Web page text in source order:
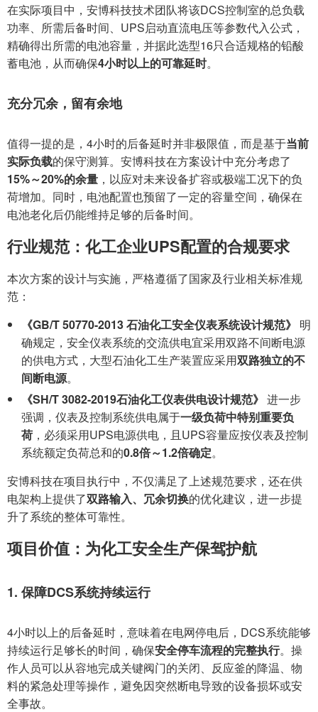
在实际项目中，安博科技技术团队将该DCS控制室的总负载
功率、所需后备时间、UPS启动直流电压等参数代入公式，
精确得出所需的电池容量，并据此选型16只合适规格的铅酸
蓄电池，从而确保4小时以上的可靠延时。
充分冗余，留有余地
值得一提的是，4小时的后备延时并非极限值，而是基于当前
实际负载的保守测算。安博科技在方案设计中充分考虑了
15%～20%的余量 ，以应对未来设备扩容或极端工况下的负
荷增加。同时，电池配置也预留了一定的容量空间，确保在
电池老化后仍能维持足够的后备时间。
行业规范：化工企业UPS配置的合规要求
本次方案的设计与实施，严格遵循了国家及行业相关标准规
范：
《GB/T 50770-2013 石油化工安全仪表系统设计规范》 明
确规定，安全仪表系统的交流供电宜采用双路不间断电源
的供电方式，大型石油化工生产装置应采用双路独立的不
间断电源。
《SH/T 3082-2019石油化工仪表供电设计规范》 进一步
强调，仪表及控制系统供电属于一级负荷中特别重要负
荷 ，必须采用UPS电源供电，且UPS容量应按仪表及控制
系统额定负荷总和的0.8倍～1.2倍确定。
安博科技在项目执行中，不仅满足了上述规范要求，还在供
电架构上提供了双路输入、冗余切换的优化建议，进一步提
升了系统的整体可靠性。
项目价值：为化工安全生产保驾护航
1. 保障DCS系统持续运行
4小时以上的后备延时，意味着在电网停电后，DCS系统能够
持续运行足够长的时间，确保安全停车流程的完整执行。操
作人员可以从容地完成关键阀门的关闭、反应釜的降温、物
料的紧急处理等操作，避免因突然断电导致的设备损坏或安
全事故。